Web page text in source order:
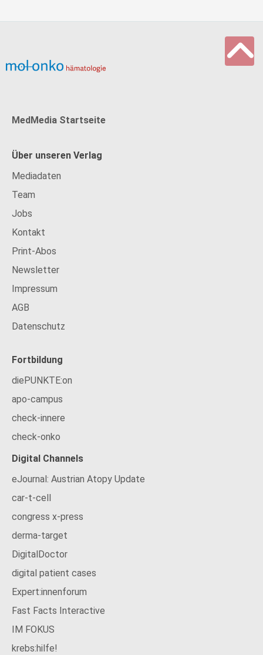
MedMedia Startseite
Über unseren Verlag
Mediadaten
Team
Jobs
Kontakt
Print-Abos
Newsletter
Impressum
AGB
Datenschutz
Fortbildung
diePUNKTE:on
apo-campus
check-innere
check-onko
Digital Channels
eJournal: Austrian Atopy Update
car-t-cell
congress x-press
derma-target
DigitalDoctor
digital patient cases
Expert:innenforum
Fast Facts Interactive
IM FOKUS
krebs:hilfe!